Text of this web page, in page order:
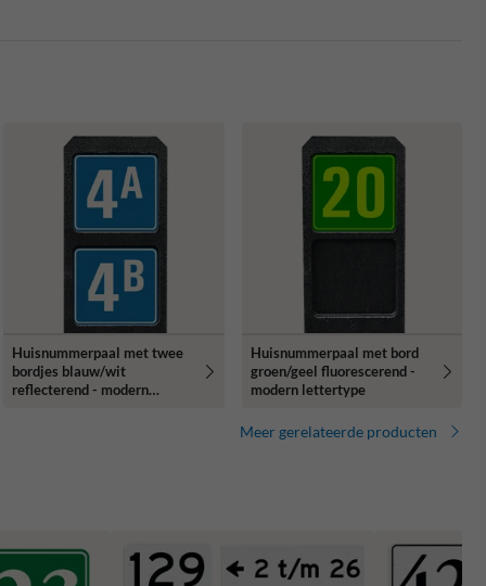
Huisnummerpaal met twee
bordjes blauw/wit
reflecterend - modern
Huisnummerpaal met bord
groen/geel fluorescerend -
modern lettertype
Meer gerelateerde producten